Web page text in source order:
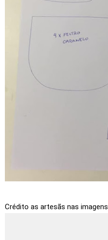
Crédito as artesãs nas imagens